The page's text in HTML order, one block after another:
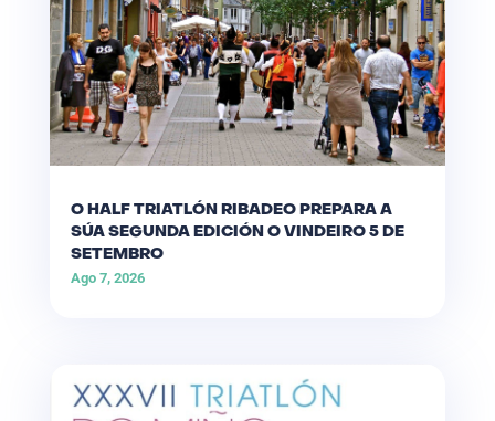
O HALF TRIATLÓN RIBADEO PREPARA A
SÚA SEGUNDA EDICIÓN O VINDEIRO 5 DE
SETEMBRO
Ago 7, 2026